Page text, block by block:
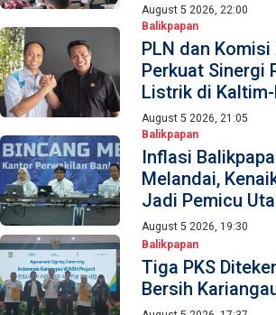
August 5 2026, 22:00
Balikpapan
PLN dan Komisi
Perkuat Sinergi
Listrik di
August 5 2026, 21:05
Balikpapan
Inflasi
Melandai,
Jadi Pemicu
August 5 2026, 19:30
Balikpapan
Tiga PKS
Bersih